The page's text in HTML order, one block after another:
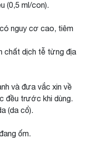
(0,5 ml/con).
nguy cơ cao, tiêm
chất dịch tễ từng địa
và đưa vắc xin về
đều trước khi dùng.
(da cổ).
ốm.